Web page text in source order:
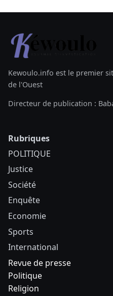
Kewoulo.info est le premier
de l'Ouest
Directeur de publication :
Rubriques
POLITIQUE
Justice
Société
Enquête
Economie
Sports
International
Revue de presse
Politique
Religion